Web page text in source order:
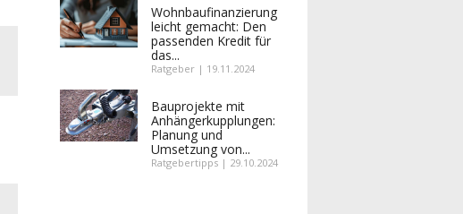
Wohnbaufinanzierung
leicht gemacht: Den
passenden Kredit für
das...
Ratgeber | 19.11.2024
Bauprojekte mit
Anhängerkupplungen:
Planung und
Umsetzung von...
Ratgebertipps | 29.10.2024